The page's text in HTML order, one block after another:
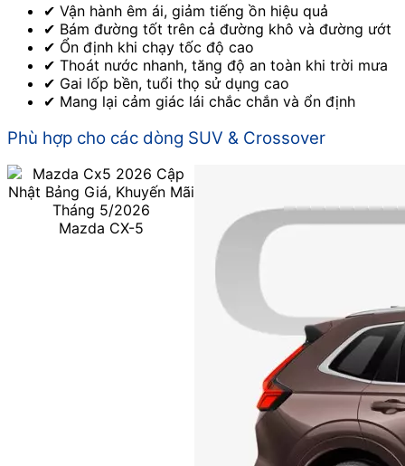
✔ Vận hành êm ái, giảm tiếng ồn hiệu quả
✔ Bám đường tốt trên cả đường khô và đường ướt
✔ Ổn định khi chạy tốc độ cao
✔ Thoát nước nhanh, tăng độ an toàn khi trời mưa
✔ Gai lốp bền, tuổi thọ sử dụng cao
✔ Mang lại cảm giác lái chắc chắn và ổn định
Phù hợp cho các dòng SUV & Crossover
Mazda CX-5